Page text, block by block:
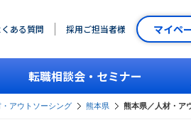
くある質問 採用ご担当者様 マイペ
転職相談会・セミナー
・アウトソーシング 熊本県 熊本県／人材・ア